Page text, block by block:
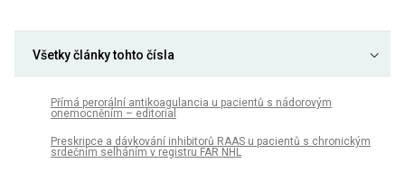
Všetky články tohto čísla
Přímá perorální antikoagulancia u pacientů s nádorovým
onemocněním – editorial
Preskripce a dávkování inhibitorů RAAS u pacientů s chronickým
srdečním selháním v registru FAR NHL